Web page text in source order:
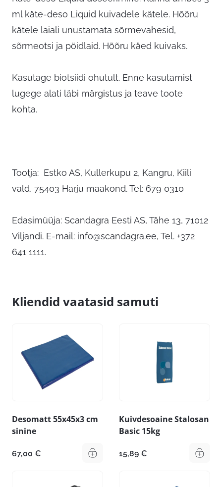
ml käte-deso Liquid kuivadele kätele. Hõõru
kätele laiali unustamata sõrmevahesid,
sõrmeotsi ja pöidlaid. Hõõru käed kuivaks.
Kasutage biotsiidi ohutult. Enne kasutamist
lugege alati läbi märgistus ja teave toote
kohta.
Tootja: Estko AS, Kullerkupu 2, Kangru, Kiili
vald, 75403 Harju maakond. Tel: 679 0310
Edasimüüja: Scandagra Eesti AS, Tähe 13, 71012
Viljandi. E-mail: info@scandagra.ee, Tel. +372
641 1111.
Kliendid vaatasid samuti
Desomatt 55x45x3 cm
sinine
67,00 €
Kuivdesoaine Stalosan
Basic 15kg
15,89 €